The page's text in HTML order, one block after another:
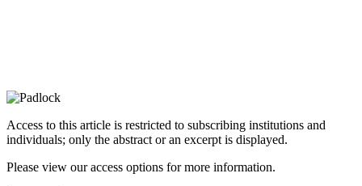
Access to this article is restricted to subscribing institutions and
individuals; only the abstract or an excerpt is displayed.
Please view our access options for more information.